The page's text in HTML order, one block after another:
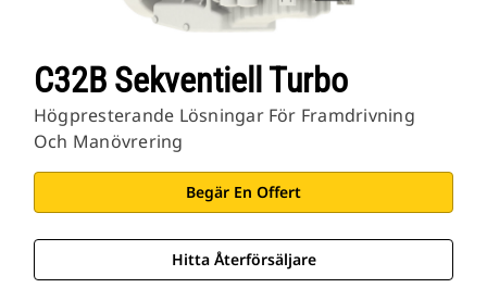
C32B Sekventiell Turbo
Högpresterande Lösningar För Framdrivning
Och Manövrering
Begär En Offert
Hitta Återförsäljare